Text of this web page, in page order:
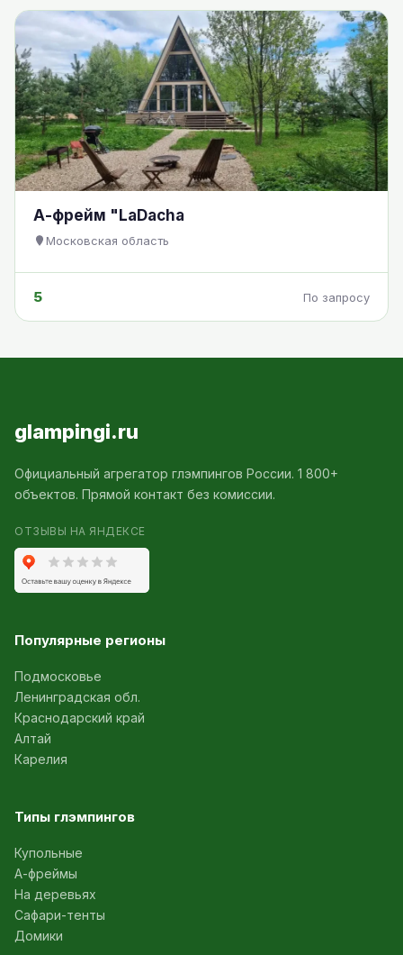
А-фрейм "LaDacha
Московская область
5 По запросу
glampingi.ru
Официальный агрегатор глэмпингов России. 1 800+
объектов. Прямой контакт без комиссии.
ОТЗЫВЫ НА ЯНДЕКСЕ
Популярные регионы
Подмосковье
Ленинградская обл.
Краснодарский край
Алтай
Карелия
Типы глэмпингов
Купольные
А-фреймы
На деревьях
Сафари-тенты
Домики